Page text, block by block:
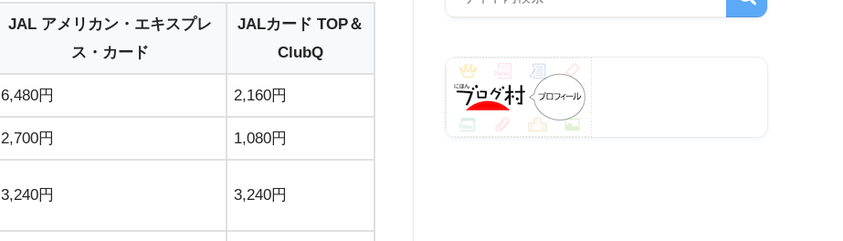
JAL アメリカン・エキスプレ
ス・カード
JALカード TOP＆
ClubQ
6,480円 2,160円
2,700円 1,080円
3,240円 3,240円